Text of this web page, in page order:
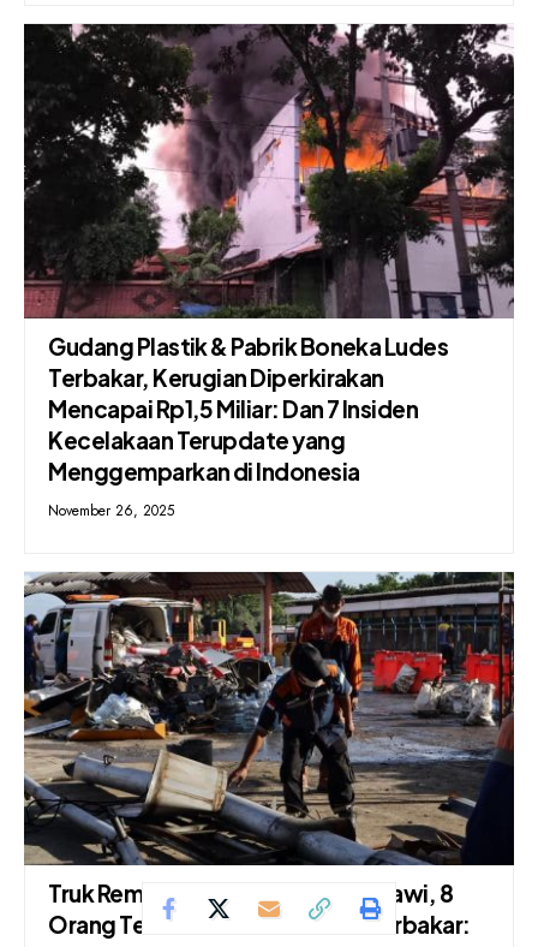
Gudang Plastik & Pabrik Boneka Ludes
Terbakar, Kerugian Diperkirakan
Mencapai Rp1,5 Miliar: Dan 7 Insiden
Kecelakaan Terupdate yang
Menggemparkan di Indonesia
November 26, 2025
Truk Rem Blong di Gerbang Tol Ciawi, 8
Orang Tewas dan 3 Kendaraan Terbakar: